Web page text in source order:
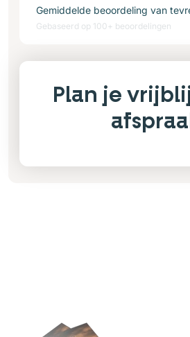
Gemiddelde beoordeling van
Gebaseerd op 100+ beoordelingen
Plan je